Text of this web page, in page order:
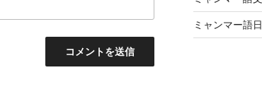
ミャンマー語